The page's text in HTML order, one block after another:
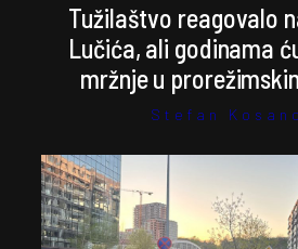
Tužilaštvo reagovalo
Lučića, ali godinama
mržnje u
Stefan